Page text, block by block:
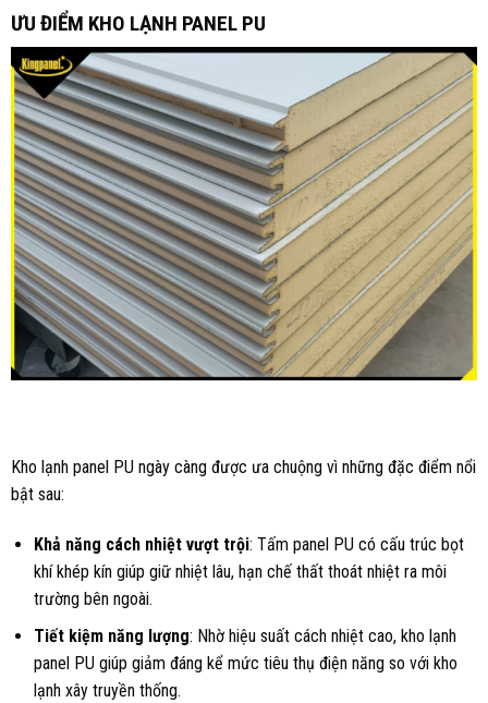
ƯU ĐIỂM KHO LẠNH PANEL PU
Kho lạnh panel PU ngày càng được ưa chuộng vì những đặc điểm nổi
bật sau:
Khả năng cách nhiệt vượt trội: Tấm panel PU có cấu trúc bọt
khí khép kín giúp giữ nhiệt lâu, hạn chế thất thoát nhiệt ra môi
trường bên ngoài.
Tiết kiệm năng lượng: Nhờ hiệu suất cách nhiệt cao, kho lạnh
panel PU giúp giảm đáng kể mức tiêu thụ điện năng so với kho
lạnh xây truyền thống.